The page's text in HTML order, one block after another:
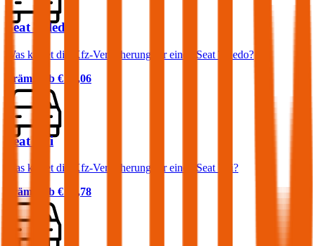
Seat Toledo
Was kostet die Kfz-Versicherung für einen Seat Toledo?
Prämie ab € 32,06
Seat Mii
Was kostet die Kfz-Versicherung für einen Seat Mii?
Prämie ab € 22,78